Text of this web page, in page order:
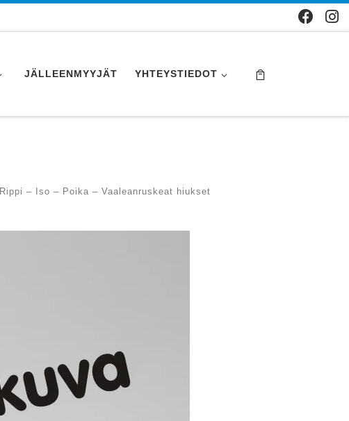
JÄLLEENMYYJÄT YHTEYSTIEDOT
Rippi – Iso – Poika – Vaaleanruskeat hiukset